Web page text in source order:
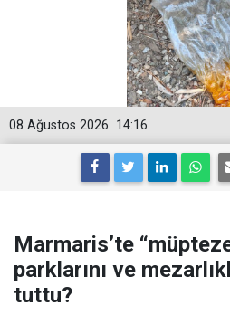
14:16
08 Ağustos 2026
Marmaris’te
parklarını ve
tuttu?